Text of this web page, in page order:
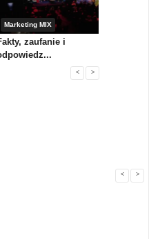
Marketing MIX
zaufanie i
< >
< >